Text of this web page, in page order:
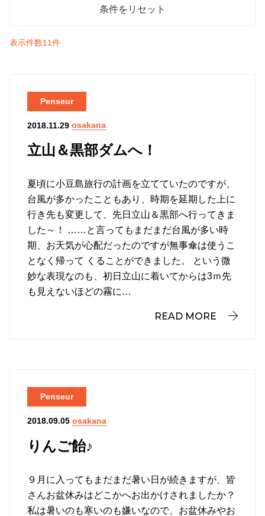
表示件数11件
立山＆黒部ダムへ！
Penseur
2018.11.29 osakana
夏頃に小豆島旅行の計画を立てていたのですが、
台風が多かったこともあり、時期を延期した上に
行き先も変更して、先日立山＆黒部へ行ってきま
した～！ ……と言ってもまだまだ台風が多い時
期、お天気が心配だったのですが無事傘は使うこ
となく帰って くることができました。 という微
妙な表現なのも、初日立山に着いてからは3ｍ先
も見えないほどの霧に…
READ MORE
りんご飴♪
Penseur
2018.09.05 osakana
９月に入ってもまだまだ暑い日が続きますが、皆
さんお盆休みはどこかへお出かけされましたか？
私は暑いのも寒いのも嫌いなので、お盆休みやお